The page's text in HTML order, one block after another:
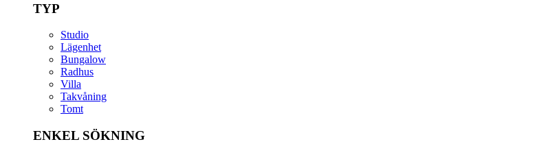
TYP
Studio
Lägenhet
Bungalow
Radhus
Villa
Takvåning
Tomt
ENKEL SÖKNING